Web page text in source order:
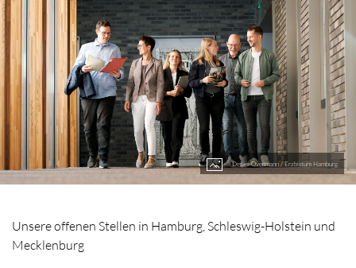
Detlef Overmann / Erzbistum Hamburg
Unsere offenen Stellen in Hamburg, Schleswig-Holstein und
Mecklenburg